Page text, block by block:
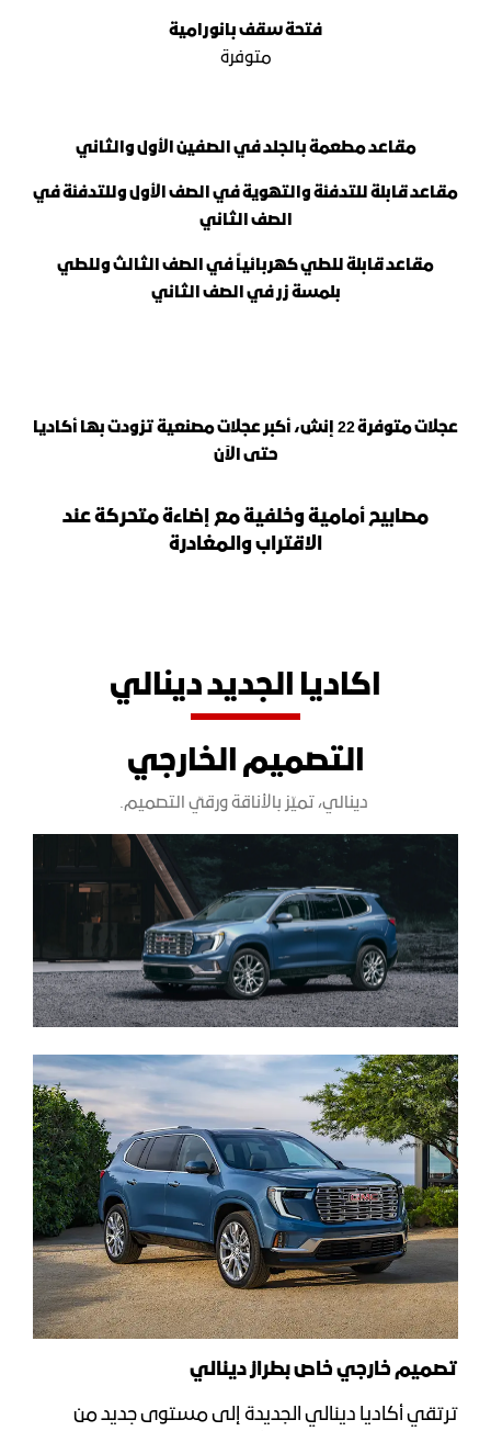
فتحة سقف بانورامية
متوفرة
مقاعد مطعمة بالجلد في الصفين الأول والثاني
مقاعد قابلة للتدفئة والتهوية في الصف الأول وللتدفئة في
الصف الثاني
مقاعد قابلة للطي كهربائياً في الصف الثالث وللطي
بلمسة زر في الصف الثاني
عجلات متوفرة 22 إنش، أكبر عجلات مصنعية تزودت بها أكاديا
حتى الآن
مصابيح أمامية وخلفية مع إضاءة متحركة عند
الاقتراب والمغادرة
اكاديا الجديد دينالي
التصميم الخارجي
دينالي، تميّز بالأناقة ورقيّ التصميم.
تصميم خارجي خاص بطراز دينالي
ترتقي أكاديا دينالي الجديدة إلى مستوى جديد من